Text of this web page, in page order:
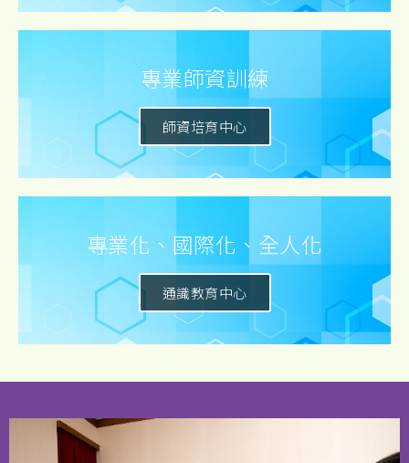
專業師資訓練
師資培育中心
專業化、國際化、全人化​
通識教育中心